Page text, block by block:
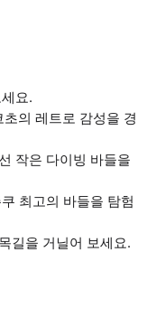
요.
의 레트로 감성을 경
작은 다이빙 바들을
최고의 바들을 탐험
길을 거닐어 보세요.